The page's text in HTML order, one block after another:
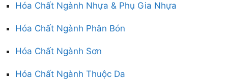
Hóa Chất Ngành Nhựa & Phụ Gia Nhựa
Hóa Chất Ngành Phân Bón
Hóa Chất Ngành Sơn
Hóa Chất Ngành Thuộc Da